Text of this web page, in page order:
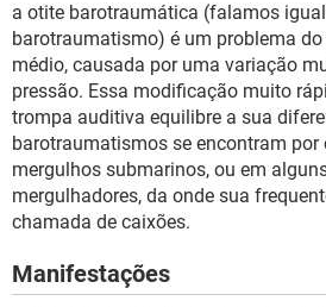
a otite barotraumática (falamos
barotraumatismo) é um problema
médio, causada por uma variação
pressão. Essa modificação muito
trompa auditiva equilibre a sua
barotraumatismos se encontram
mergulhos submarinos, ou em
mergulhadores, da onde sua
chamada de caixões.
Manifestações